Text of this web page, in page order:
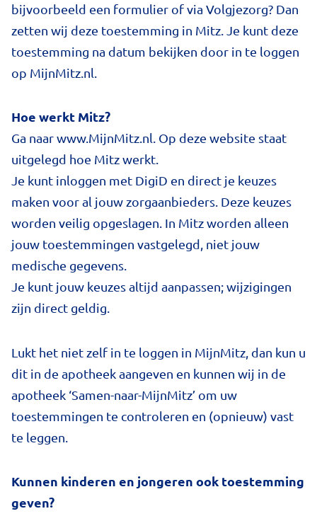
bijvoorbeeld een formulier of via Volgjezorg? Dan
zetten wij deze toestemming in Mitz. Je kunt deze
toestemming na datum bekijken door in te loggen
op MijnMitz.nl.
Hoe werkt Mitz?
Ga naar www.MijnMitz.nl. Op deze website staat
uitgelegd hoe Mitz werkt.
Je kunt inloggen met DigiD en direct je keuzes
maken voor al jouw zorgaanbieders. Deze keuzes
worden veilig opgeslagen. In Mitz worden alleen
jouw toestemmingen vastgelegd, niet jouw
medische gegevens.
Je kunt jouw keuzes altijd aanpassen; wijzigingen
zijn direct geldig.
Lukt het niet zelf in te loggen in MijnMitz, dan kun u
dit in de apotheek aangeven en kunnen wij in de
apotheek ‘Samen-naar-MijnMitz’ om uw
toestemmingen te controleren en (opnieuw) vast
te leggen.
Kunnen kinderen en jongeren ook toestemming
geven?